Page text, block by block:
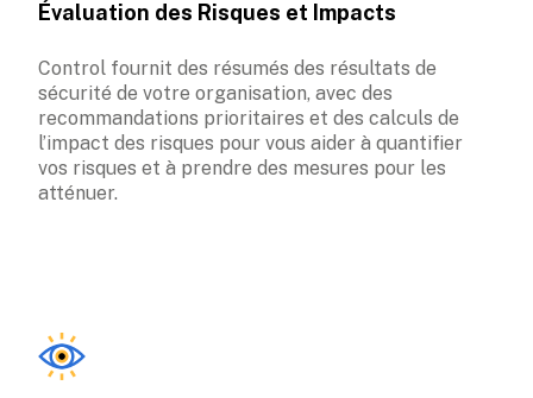
Évaluation des Risques et Impacts
Control fournit des résumés des résultats de
sécurité de votre organisation, avec des
recommandations prioritaires et des calculs de
l’impact des risques pour vous aider à quantifier
vos risques et à prendre des mesures pour les
atténuer.